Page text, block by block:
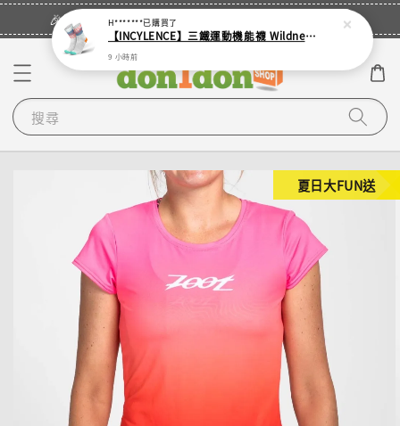
🎉登入會員・領取您的專屬折扣券！
搜尋
夏日大FUN送
H*******已購買了
【INCYLENCE】三鐵運動機能襪 Wildness Inferno
9 小時前